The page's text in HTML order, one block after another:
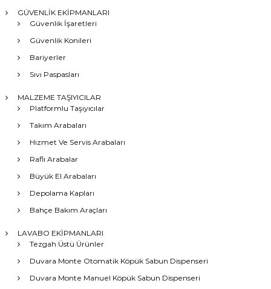
GÜVENLİK EKİPMANLARI
Güvenlik İşaretleri
Güvenlik Konileri
Bariyerler
Sıvı Paspasları
MALZEME TAŞIYICILAR
Platformlu Taşıyıcılar
Takım Arabaları
Hizmet Ve Servis Arabaları
Raflı Arabalar
Büyük El Arabaları
Depolama Kapları
Bahçe Bakım Araçları
LAVABO EKİPMANLARI
Tezgah Üstü Ürünler
Duvara Monte Otomatik Köpük Sabun Dispenseri
Duvara Monte Manuel Köpük Sabun Dispenseri